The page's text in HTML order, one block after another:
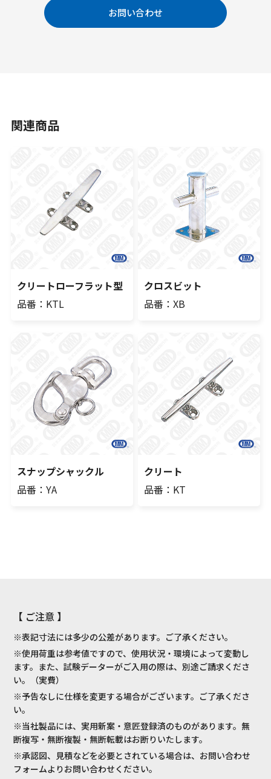
お問い合わせ
関連商品
クリートローフラット型
品番：KTL
クロスビット
品番：XB
スナップシャックル
品番：YA
クリート
品番：KT
【 ご注意 】
※表記寸法には多少の公差があります。ご了承ください。
※使用荷重は参考値ですので、使用状況・環境によって変動し
ます。また、試験データーがご入用の際は、別途ご請求くださ
い。（実費）
※予告なしに仕様を変更する場合がございます。ご了承くださ
い。
※当社製品には、実用新案・意匠登録済のものがあります。無
断複写・無断複製・無断転載はお断りいたします。
※承認図、見積などを必要とされている場合は、お問い合わせ
フォームよりお問い合わせください。